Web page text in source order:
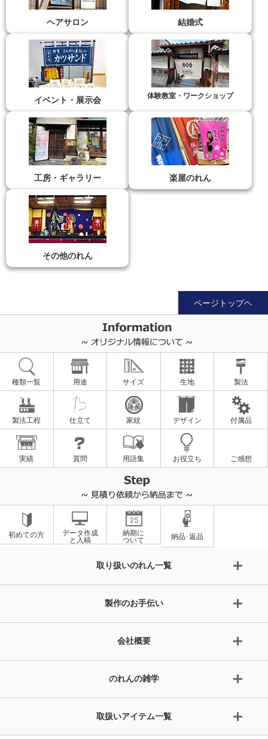
ヘアサロン 結婚式
イベント・展示会 体験教室・ワークショップ
工房・ギャラリー 楽屋のれん
その他のれん
ページトップヘ
種類一覧 用途 サイズ 生地 製法
製法工程 仕立て 家紋 デザイン 付属品
実績 質問 用語集 お役立ち ご感想
初めての方
データ作成
と入稿
納期に
ついて
納品･返品
取り扱いのれん一覧
製作のお手伝い
会社概要
のれんの雑学
取扱いアイテム一覧